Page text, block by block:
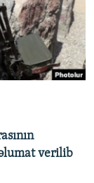
verilib